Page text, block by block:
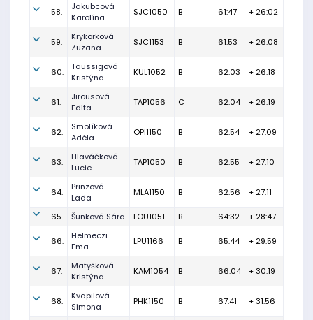
58.
Jakubcová
Karolína
SJC1050 B 61:47 + 26:02
59.
Krykorková
Zuzana
SJC1153 B 61:53 + 26:08
60.
Taussigová
Kristýna
KUL1052 B 62:03 + 26:18
61.
Jirousová
Edita
TAP1056 C 62:04 + 26:19
62.
Smolíková
Adéla
OPI1150 B 62:54 + 27:09
63.
Hlaváčková
Lucie
TAP1050 B 62:55 + 27:10
64.
Prinzová
Lada
MLA1150 B 62:56 + 27:11
65. Šunková Sára LOU1051 B 64:32 + 28:47
66.
Helmeczi
Ema
LPU1166 B 65:44 + 29:59
67.
Matyšková
Kristýna
KAM1054 B 66:04 + 30:19
68.
Kvapilová
Simona
PHK1150 B 67:41 + 31:56